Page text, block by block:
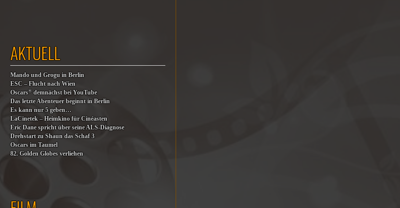
AKTUELL
Mando und Grogu in Berlin
ESC – Flucht nach Wien
Oscars® demnächst bei YouTube
Das letzte Abenteuer beginnt in Berlin
Es kann nur 5 geben…
LaCinetek – Heimkino für Cinéasten
Eric Dane spricht über seine ALS-Diagnose
Drehstart zu Shaun das Schaf 3
Oscars im Taumel
82. Golden Globes verliehen